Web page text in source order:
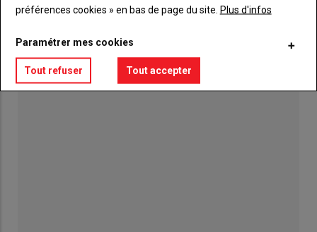
préférences cookies » en bas de page du site. Plus d'infos
Paramétrer mes cookies
Tout refuser Tout accepter